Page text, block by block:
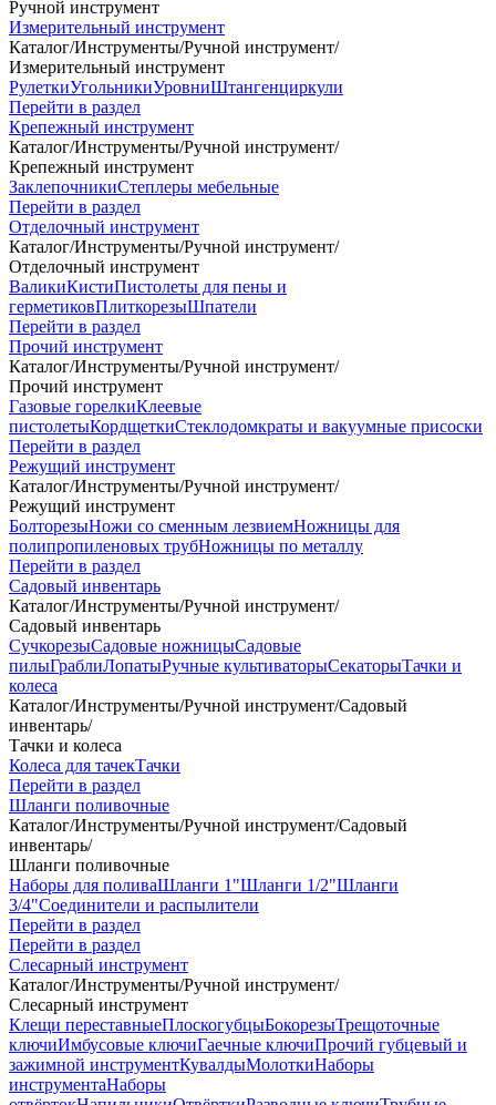
Ручной инструмент
Измерительный инструмент
Каталог/Инструменты/Ручной инструмент/
Измерительный инструмент
РулеткиУгольникиУровниШтангенциркули
Перейти в раздел
Крепежный инструмент
Каталог/Инструменты/Ручной инструмент/
Крепежный инструмент
ЗаклепочникиСтеплеры мебельные
Перейти в раздел
Отделочный инструмент
Каталог/Инструменты/Ручной инструмент/
Отделочный инструмент
ВаликиКистиПистолеты для пены и
герметиковПлиткорезыШпатели
Перейти в раздел
Прочий инструмент
Каталог/Инструменты/Ручной инструмент/
Прочий инструмент
Газовые горелкиКлеевые
пистолетыКордщеткиСтеклодомкраты и вакуумные присоски
Перейти в раздел
Режущий инструмент
Каталог/Инструменты/Ручной инструмент/
Режущий инструмент
БолторезыНожи со сменным лезвиемНожницы для
полипропиленовых трубНожницы по металлу
Перейти в раздел
Садовый инвентарь
Каталог/Инструменты/Ручной инструмент/
Садовый инвентарь
СучкорезыСадовые ножницыСадовые
пилыГраблиЛопатыРучные культиваторыСекаторыТачки и
колеса
Каталог/Инструменты/Ручной инструмент/Садовый
инвентарь/
Тачки и колеса
Колеса для тачекТачки
Перейти в раздел
Шланги поливочные
Каталог/Инструменты/Ручной инструмент/Садовый
инвентарь/
Шланги поливочные
Наборы для поливаШланги 1"Шланги 1/2"Шланги
3/4"Соединители и распылители
Перейти в раздел
Перейти в раздел
Слесарный инструмент
Каталог/Инструменты/Ручной инструмент/
Слесарный инструмент
Клещи переставныеПлоскогубцыБокорезыТрещоточные
ключиИмбусовые ключиГаечные ключиПрочий губцевый и
зажимной инструментКувалдыМолоткиНаборы
инструментаНаборы